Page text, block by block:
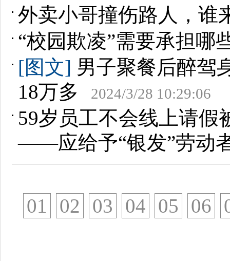
外卖小哥撞伤路人，谁
“校园欺凌”需要承担哪
[图文] 男子聚餐后醉驾
18万多
2024/3/28 10:29:06
59岁员工不会线上请假
——应给予“银发”劳动
01 02 03 04 05 06